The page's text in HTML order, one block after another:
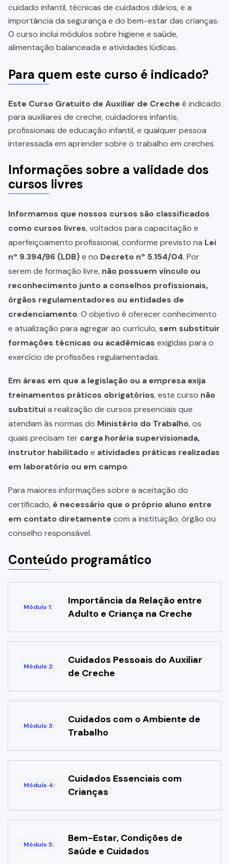
cuidado infantil, técnicas de cuidados diários, e a
importância da segurança e do bem-estar das crianças.
O curso inclui módulos sobre higiene e saúde,
alimentação balanceada e atividades lúdicas.
Para quem este curso é indicado?
Este Curso Gratuito de Auxiliar de Creche é indicado
para auxiliares de creche, cuidadores infantis,
profissionais de educação infantil, e qualquer pessoa
interessada em aprender sobre o trabalho em creches.
Informações sobre a validade dos
cursos livres
Informamos que nossos cursos são classificados
como cursos livres, voltados para capacitação e
aperfeiçoamento profissional, conforme previsto na Lei
nº 9.394/96 (LDB)e no Decreto nº 5.154/04. Por
serem de formação livre, não possuem vínculo ou
reconhecimento junto a conselhos profissionais,
órgãos regulamentadores ou entidades de
credenciamento. O objetivo é oferecer conhecimento
e atualização para agregar ao currículo, sem substituir
formações técnicas ou acadêmicas exigidas para o
exercício de profissões regulamentadas.
Em áreas em que a legislação ou a empresa exija
treinamentos práticos obrigatórios, este curso não
substituia realização de cursos presenciais que
atendam às normas do Ministério do Trabalho, os
quais precisam ter carga horária supervisionada,
instrutor habilitadoe atividades práticas realizadas
em laboratório ou em campo.
Para maiores informações sobre a aceitação do
certificado, é necessário que o próprio aluno entre
em contato diretamente com a instituição, órgão ou
conselho responsável.
Conteúdo programático
Módulo 1:
Importância da Relação entre
Adulto e Criança na Creche
Módulo 2:
Cuidados Pessoais do Auxiliar
de Creche
Módulo 3:
Cuidados com o Ambiente de
Trabalho
Módulo 4:
Cuidados Essenciais com
Crianças
Módulo 5:
Bem-Estar, Condições de
Saúde e Cuidados